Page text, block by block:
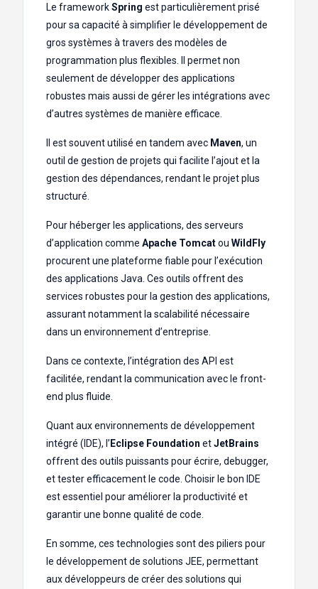
Le frameworkSpring est particulièrement prisé
pour sa capacité à simplifier le développement de
gros systèmes à travers des modèles de
programmation plus flexibles. Il permet non
seulement de développer des applications
robustes mais aussi de gérer les intégrations avec
d’autres systèmes de manière efficace.
Il est souvent utilisé en tandem avec Maven, un
outil de gestion de projets qui facilite l’ajout et la
gestion des dépendances, rendant le projet plus
structuré.
Pour héberger les applications, des serveurs
d’application comme Apache Tomcatou WildFly
procurent une plateforme fiable pour l’exécution
des applications Java. Ces outils offrent des
services robustes pour la gestion des applications,
assurant notamment la scalabilité nécessaire
dans un environnement d’entreprise.
Dans ce contexte, l’intégration des API est
facilitée, rendant la communication avec le front-
end plus fluide.
Quant aux environnements de développement
intégré (IDE), l’ Eclipse Foundation etJetBrains
offrent des outils puissants pour écrire, debugger,
et tester efficacement le code. Choisir le bon IDE
est essentiel pour améliorer la productivité et
garantir une bonne qualité de code.
En somme, ces technologies sont des piliers pour
le développement de solutions JEE, permettant
aux développeurs de créer des solutions qui